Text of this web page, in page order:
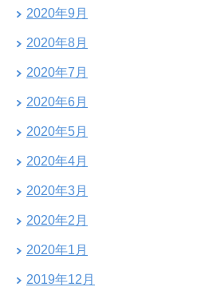
2020年9月
2020年8月
2020年7月
2020年6月
2020年5月
2020年4月
2020年3月
2020年2月
2020年1月
2019年12月